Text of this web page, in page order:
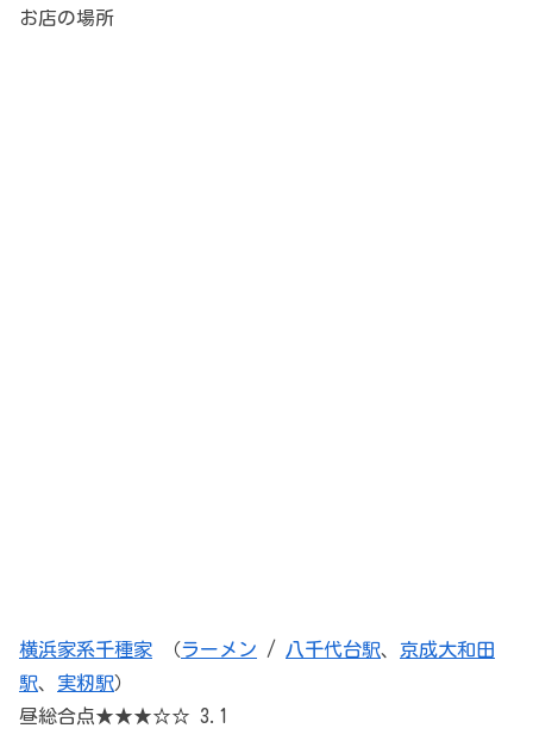
お店の場所
横浜家系千種家 （ラーメン / 八千代台駅、 京成大和田
駅、 実籾駅）
昼総合点★★★☆☆ 3.1